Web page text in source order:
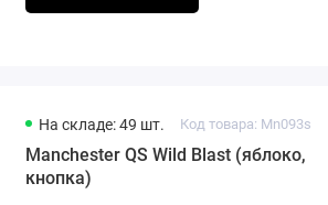
На складе: 49 шт. Код товара: Mn093s
Manchester QS Wild Blast (яблоко,
кнопка)